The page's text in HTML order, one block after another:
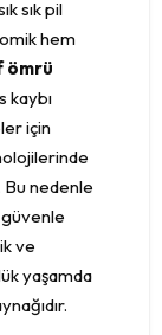
sık pil
hem
ömrü
kaybı
için
nedenle
güvenle
ve
yaşamda